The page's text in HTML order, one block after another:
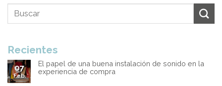
Recientes
07
Feb
El papel de una buena instalación de sonido en la
experiencia de compra